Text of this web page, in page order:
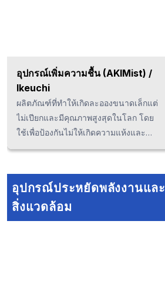
ไปใช้ในกับอุตสาหกรรมการผลิตอาหาร,
เครื่องสำอาง, ยาและเวชภัณฑ์ได้อีกด้วย
การควบคุมคุณภาพของลมอัดอากาศถือ
เป็นสิ่งจำเป็นต่อระบบการจัดการความ
ปลอดภัยในอาหาร อาทิ HACCP,
สามารถปรึกษาบริษัทของเราได้ในทันที
อุปกรณ์เพิ่มความชื้น (AKIMist) /
Ikeuchi
ผลิตภัณฑ์ที่ทำให้เกิดละอองขนาดเล็กแต่
ไม่เปียกและมีคุณภาพสูงสุดในโลก โดย
ใช้เพื่อป้องกันไม่ให้เกิดความแห้งและ
ไฟฟ้าสถิตในไลน์การผลิต ซึ่งจะมีส่วน
ผลิตภัณฑ์ ลดอัตรางานเสียและเพิ่มความ
ปลอดภัยในอุตสาหกรรมประเภทต่างๆ
เช่น ป้องกันการเกิดไฟฟ้าสถิตใน
กระบวนการประกอบ ติดตั้งและตรวจสอบ
อุปกรณ์ประหยัดพลังงานและ
สิ่งแวดล้อม